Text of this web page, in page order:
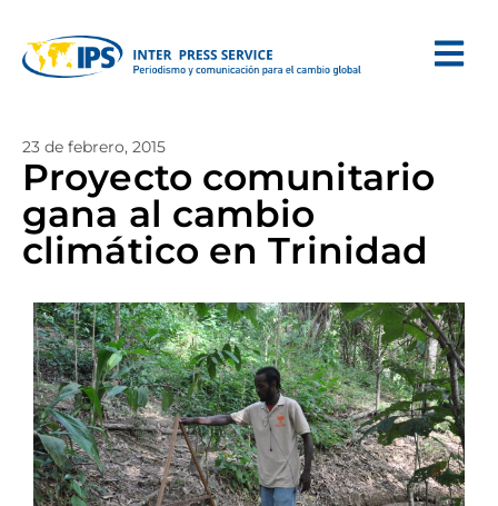
23 de febrero, 2015
Proyecto comunitario
gana al cambio
climático en Trinidad